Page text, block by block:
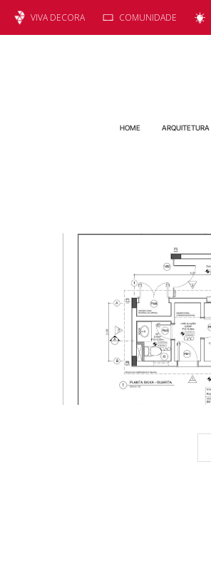
VIVA DECORA COMUNIDADE
HOME ARQUITETURA